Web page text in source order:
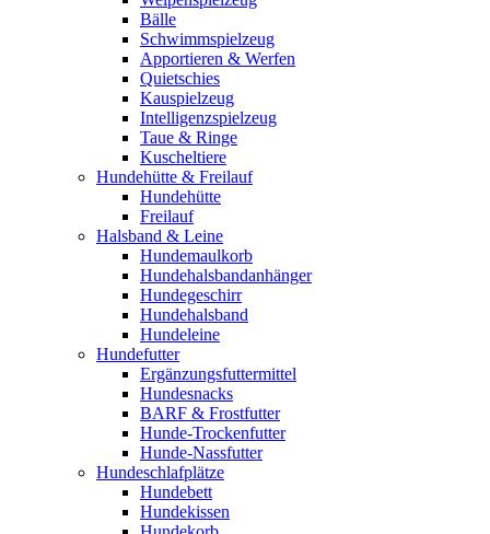
Bälle
Schwimmspielzeug
Apportieren & Werfen
Quietschies
Kauspielzeug
Intelligenzspielzeug
Taue & Ringe
Kuscheltiere
Hundehütte & Freilauf
Hundehütte
Freilauf
Halsband & Leine
Hundemaulkorb
Hundehalsbandanhänger
Hundegeschirr
Hundehalsband
Hundeleine
Hundefutter
Ergänzungsfuttermittel
Hundesnacks
BARF & Frostfutter
Hunde-Trockenfutter
Hunde-Nassfutter
Hundeschlafplätze
Hundebett
Hundekissen